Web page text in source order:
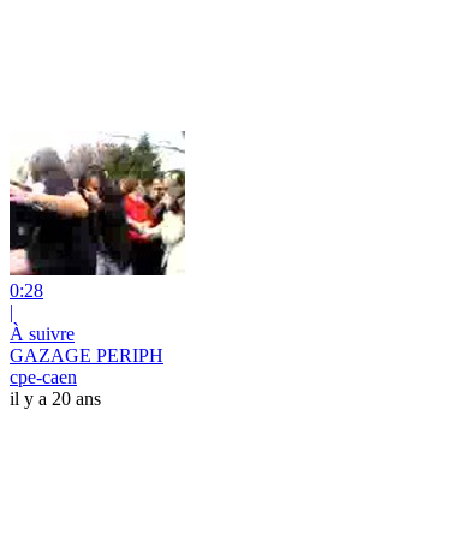
0:28
|
À suivre
GAZAGE PERIPH
cpe-caen
il y a 20 ans